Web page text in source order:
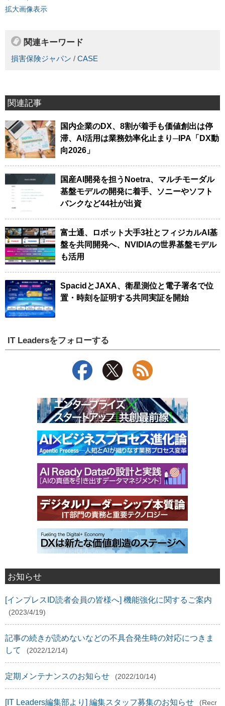
拡大画像表示
関連キーワード
損害保険ジャパン / CASE
関連記事
国内企業のDX、8割が着手も価値創出は停
滞、AI活用は業務効率化止まり─IPA「DX動
向2026」
国産AI開発を担うNoetra、マルチモーダル
基盤モデルの開発に着手、ソニーやソフト
バンクなど44社が出資
富士通、ロボット大手3社とフィジカルAI基
盤を共同開発へ、NVIDIAの世界基盤モデル
も活用
SpacidとJAXA、衛星測位と電子署名で位
置・時刻を証明する共同実証を開始
IT Leadersをフォローする
お知らせ
[インプレスID読者会員の皆様へ] 機能強化に関するご案内
(2023/4/19)
記事の続きが読めないなどの不具合発生時の対応につきま
して
(2022/12/14)
定期メンテナンスのお知らせ (2022/10/14)
[IT Leaders編集部より] 編集スタッフ募集のお知らせ
(Recr